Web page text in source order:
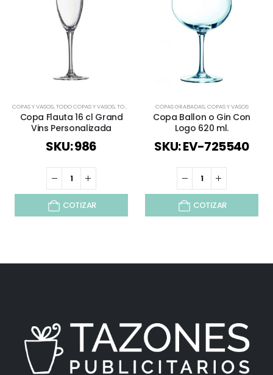
COPAS Y VASOS,TODO COPAS Y VASOS,TODOS
Copa Flauta 16 cl Grand
Vins Personalizada
SKU: 986
COTIZAR
COPAS GRABADAS,COPAS Y VASOS
Copa Ballon o Gin Con
Logo 620 ml.
SKU: EV-725540
COTIZAR